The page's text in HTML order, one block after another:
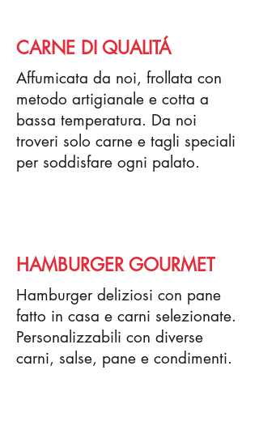
CARNE DI QUALITÁ
Affumicata da noi, frollata con
metodo artigianale e cotta a
bassa temperatura. Da noi
troveri solo carne e tagli speciali
per soddisfare ogni palato.
HAMBURGER GOURMET
Hamburger deliziosi con pane
fatto in casa e carni selezionate.
Personalizzabili con diverse
carni, salse, pane e condimenti.